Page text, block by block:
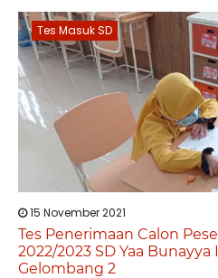
Tes Masuk SD
15 November 2021
Tes Penerimaan Calon
2022/2023 SD Yaa Bunayya
Gelombang 2